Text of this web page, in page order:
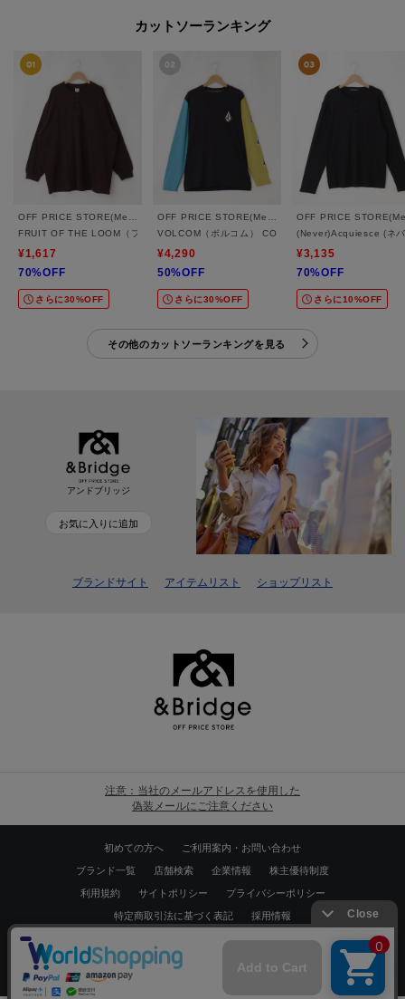
カットソーランキング
FRUIT OF THE LOOM（フルーツ オブ ザ ルーム） FTL ヘビーオンスL/Sヘンリーネ
¥1,617
70%OFF
さらに30%OFF
VOLCOM（ボルコム） CONFUSE LS
¥4,290
50%OFF
さらに30%OFF
(Never)Acquiesce (ネ
¥3,135
70%OFF
さらに10%OFF
その他のカットソーランキングを見る
アンドブリッジ
お気に入りに追加
ブランドサイト アイテムリスト ショップリスト
注意：当社のメールアドレスを使用した
偽装メールにご注意ください
初めての方へ ご利用案内・お問い合わせ
ブランド一覧 店舗検索 企業情報 株主優待制度
利用規約 サイトポリシー プライバシーポリシー
特定商取引法に基づく表記 採用情報
Copyrights © WORLD CO.,LTD. All rights reserved.